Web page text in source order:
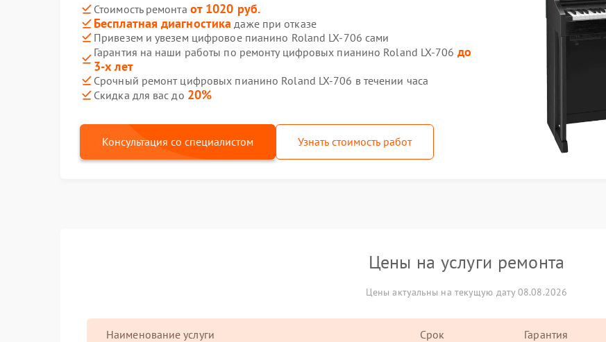
Стоимость ремонта от 1020 руб.
Бесплатная диагностика даже при отказе
Привезем и увезем цифровое пианино Roland LX-706 сами
Гарантия на наши работы по ремонту цифровых пианино Roland LX-706 до
3-х лет
Срочный ремонт цифровых пианино Roland LX-706 в течении часа
Скидка для вас до 20%
Консультация со специалистом Узнать стоимость работ
Цены на услуги ремонта
Цены актуальны на текущую дату 08.08.2026
Наименование услуги Срок Гарантия